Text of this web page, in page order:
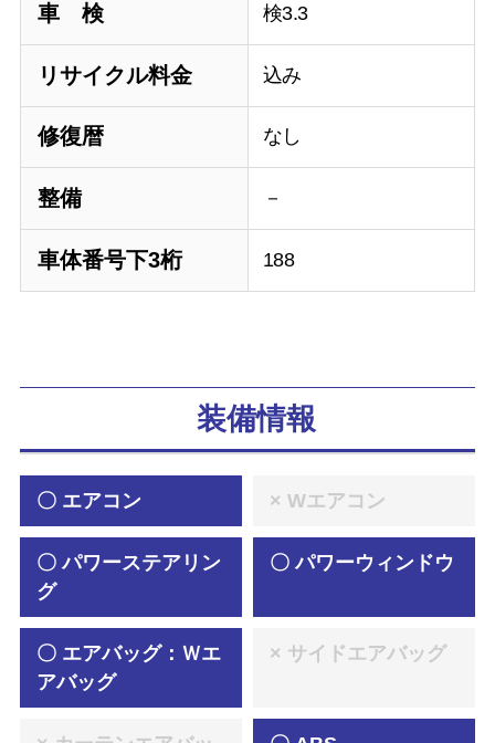
車 検 検3.3
リサイクル料金 込み
修復暦 なし
整備 －
車体番号下3桁 188
装備情報
〇 エアコン × Wエアコン
〇 パワーステアリン
グ
〇 パワーウィンドウ
〇 エアバッグ：Ｗエ
アバッグ
× サイドエアバッグ